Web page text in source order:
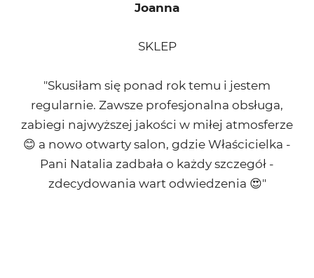
Joanna
SKLEP
"Skusiłam się ponad rok temu i jestem
regularnie. Zawsze profesjonalna obsługa,
zabiegi najwyższej jakości w miłej atmosferze
😊 a nowo otwarty salon, gdzie Właścicielka -
Pani Natalia zadbała o każdy szczegół -
zdecydowania wart odwiedzenia 😍"